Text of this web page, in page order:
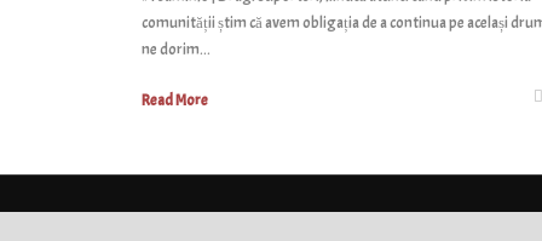
comunității știm că avem obligația de a continua pe același
ne dorim...
Read More